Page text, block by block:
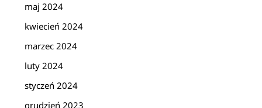
maj 2024
kwiecień 2024
marzec 2024
luty 2024
styczeń 2024
grudzień 2023